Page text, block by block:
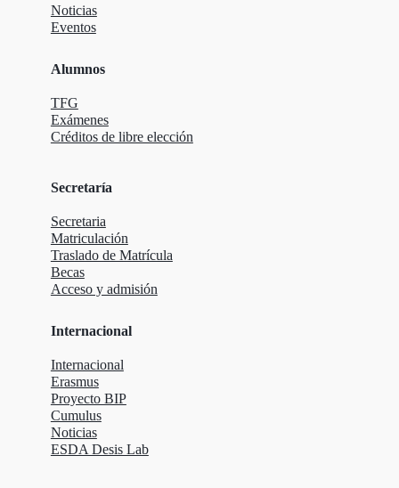
Noticias
Eventos
Alumnos
TFG
Exámenes
Créditos de libre elección
Secretaría
Secretaria
Matriculación
Traslado de Matrícula
Becas
Acceso y admisión
Internacional
Internacional
Erasmus
Proyecto BIP
Cumulus
Noticias
ESDA Desis Lab